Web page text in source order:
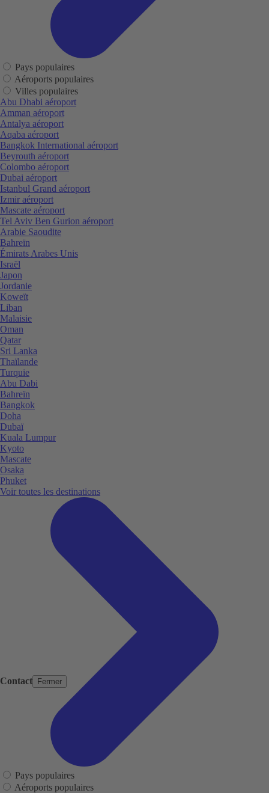
Contact Fermer
Pays populaires
Aéroports populaires
Villes populaires
Abu Dhabi aéroport
Amman aéroport
Antalya aéroport
Aqaba aéroport
Bangkok International aéroport
Beyrouth aéroport
Colombo aéroport
Dubai aéroport
Istanbul Grand aéroport
Izmir aéroport
Mascate aéroport
Tel Aviv Ben Gurion aéroport
Arabie Saoudite
Bahreïn
Émirats Arabes Unis
Israël
Japon
Jordanie
Koweït
Liban
Malaisie
Oman
Qatar
Sri Lanka
Thaïlande
Turquie
Abu Dabi
Bahreïn
Bangkok
Doha
Dubaï
Kuala Lumpur
Kyoto
Mascate
Osaka
Phuket
Voir toutes les destinations
Pays populaires
Aéroports populaires